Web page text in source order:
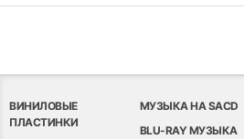
ВИНИЛОВЫЕ
ПЛАСТИНКИ
МУЗЫКА НА SACD
BLU-RAY МУЗЫКА